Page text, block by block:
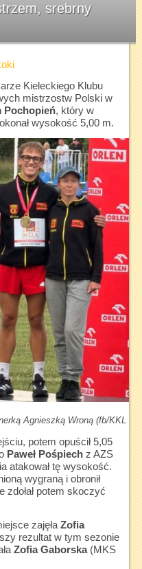
srebrny
Kieleckiego Klubu
mistrzostw Polski w
Pochopień, który w
wysokość 5,00 m.
Agnieszką Wroną (fb/KKL
potem opuścił 5,05
Paweł Pośpiechz AZS
atakował tę wysokość.
wygraną i obronił
zdołał potem skoczyć
zajęłaZofia
rezultat w tym sezonie
Zofia Gaborska(MKS